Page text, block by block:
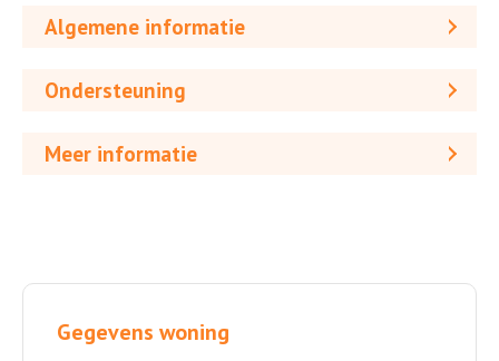
Algemene informatie
Ondersteuning
Meer informatie
Gegevens woning